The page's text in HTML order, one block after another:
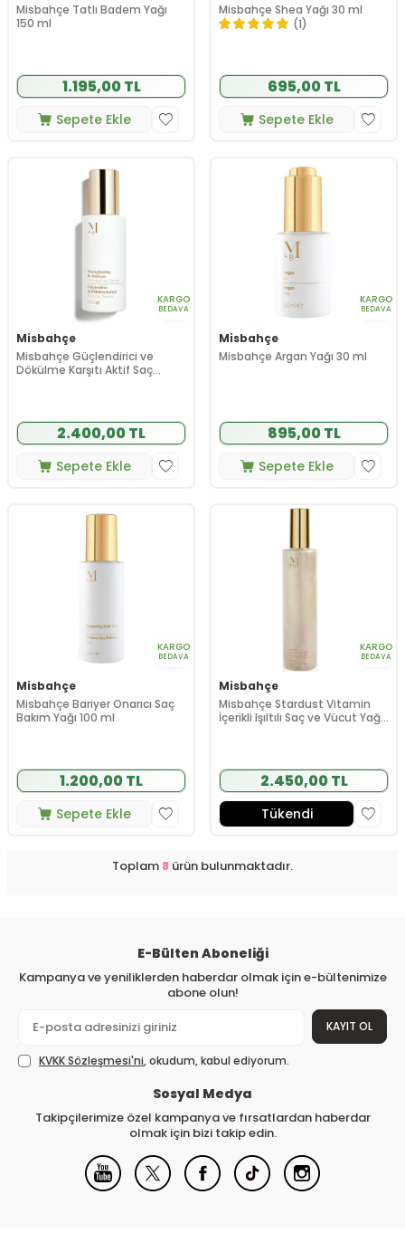
Misbahçe Tatlı Badem Yağı
150 ml
1.195,00 TL
Sepete Ekle
Misbahçe Shea Yağı 30 ml
(1)
695,00 TL
Sepete Ekle
KARGO
BEDAVA
Misbahçe
Misbahçe Güçlendirici ve
Dökülme Karşıtı Aktif Saç
2.400,00 TL
Sepete Ekle
KARGO
BEDAVA
Misbahçe
Misbahçe Argan Yağı 30 ml
895,00 TL
Sepete Ekle
KARGO
BEDAVA
Misbahçe
Misbahçe Bariyer Onarıcı Saç
Bakım Yağı 100 ml
1.200,00 TL
Sepete Ekle
KARGO
BEDAVA
Misbahçe
Misbahçe Stardust Vitamin
İçerikli Işıltılı Saç ve Vücut Yağı
2.450,00 TL
Tükendi
Toplam 8 ürün bulunmaktadır.
E-Bülten Aboneliği
Kampanya ve yeniliklerden haberdar olmak için e-bültenimize
abone olun!
KAYIT OL
KVKK Sözleşmesi'ni, okudum, kabul ediyorum.
Sosyal Medya
Takipçilerimize özel kampanya ve fırsatlardan haberdar
olmak için bizi takip edin.